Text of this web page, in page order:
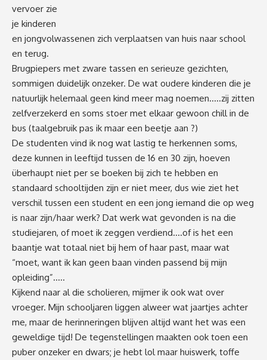
vervoer zie
je kinderen
en jongvolwassenen zich verplaatsen van huis naar school
en terug.
Brugpiepers met zware tassen en serieuze gezichten,
sommigen duidelijk onzeker. De wat oudere kinderen die je
natuurlijk helemaal geen kind meer mag noemen…..zij zitten
zelfverzekerd en soms stoer met elkaar gewoon chill in de
bus (taalgebruik pas ik maar een beetje aan ?)
De studenten vind ik nog wat lastig te herkennen soms,
deze kunnen in leeftijd tussen de 16 en 30 zijn, hoeven
überhaupt niet per se boeken bij zich te hebben en
standaard schooltijden zijn er niet meer, dus wie ziet het
verschil tussen een student en een jong iemand die op weg
is naar zijn/haar werk? Dat werk wat gevonden is na die
studiejaren, of moet ik zeggen verdiend….of is het een
baantje wat totaal niet bij hem of haar past, maar wat
“moet, want ik kan geen baan vinden passend bij mijn
opleiding”…..
Kijkend naar al die scholieren, mijmer ik ook wat over
vroeger. Mijn schooljaren liggen alweer wat jaartjes achter
me, maar de herinneringen blijven altijd want het was een
geweldige tijd! De tegenstellingen maakten ook toen een
puber onzeker en dwars; je hebt lol maar huiswerk, toffe